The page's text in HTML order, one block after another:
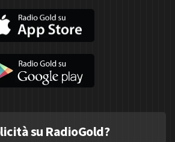
su RadioGold?